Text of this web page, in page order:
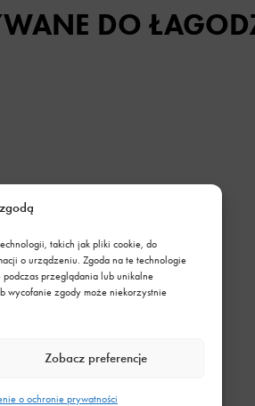
takich jak pliki cookie, do
o urządzeniu. Zgoda na te technologie
przeglądania lub unikalne
wycofanie zgody może niekorzystnie
Zobacz preferencje
o ochronie prywatności
DO